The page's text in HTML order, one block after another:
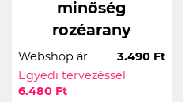
minőség
rozéarany
Webshop ár
3.490 Ft
Egyedi tervezéssel
6.480 Ft